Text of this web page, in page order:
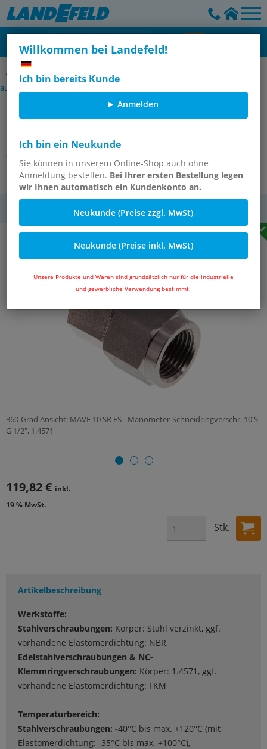
Willkommen bei Landefeld!
Ich bin bereits Kunde
Anmelden
Ich bin ein Neukunde
Sie können in unserem Online-Shop auch ohne
Anmeldung bestellen. Bei Ihrer ersten Bestellung legen
wir Ihnen automatisch ein Kundenkonto an.
Neukunde (Preise zzgl. MwSt)
Neukunde (Preise inkl. MwSt)
Unsere Produkte und Waren sind grundsätzlich nur für die industrielle
und gewerbliche Verwendung bestimmt.
Manometerverschraubungen mit Dichtkegel (zum Aufschrauben
auf eine Verschraubung)
Manometer-Schneidringverschr. 10
S-G 1/2", 1.4571
Artikelnummer:
Andere Varianten des Artikels
360-Grad Ansicht: MAVE 10 SR ES - Manometer-Schneidringverschr. 10 S-
G 1/2", 1.4571
119,82 € inkl.
19 % MwSt.
Stk.
Artikelbeschreibung
Werkstoffe:
Stahlverschraubungen: Körper: Stahl verzinkt, ggf.
vorhandene Elastomerdichtung: NBR,
Edelstahlverschraubungen & NC-
Klemmringverschraubungen: Körper: 1.4571, ggf.
vorhandene Elastomerdichtung: FKM
Temperaturbereich:
Stahlverschraubungen: -40°C bis max. +120°C (mit
Elastomerdichtung: -35°C bis max. +100°C),